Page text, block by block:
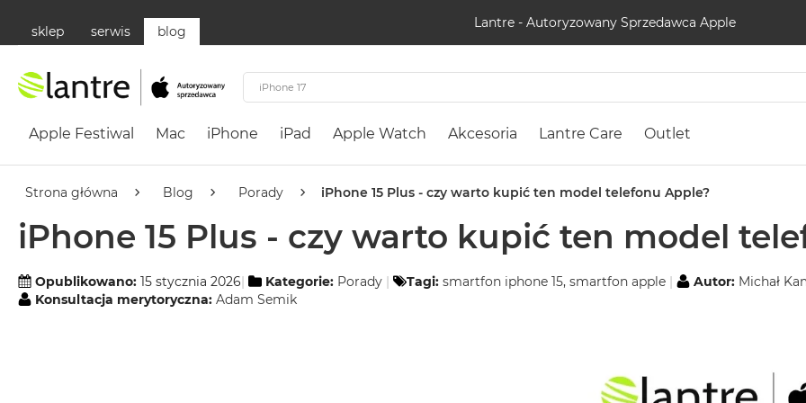
Lantre - Autoryzowany Sprzedawca Apple
sklep serwis blog
Apple
Neo
koloru
Neo
Cytrusowożółty
Apple Festiwal Mac iPhone iPad Apple Watch Akcesoria Lantre Care Outlet
Strona główna Blog Porady iPhone 15 Plus - czy warto kupić ten model telefonu Apple?
iPhone 15 Plus - czy warto kupić ten model
Opublikowano: 15 stycznia 2026 Kategorie: Porady Tagi: smartfon iphone 15, smartfon apple Autor: Michał
Konsultacja merytoryczna: Adam Semik